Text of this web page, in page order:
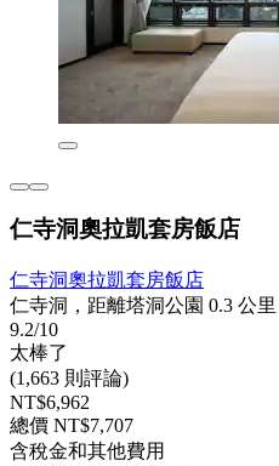
仁寺洞奧拉凱套房飯店
仁寺洞奧拉凱套房飯店
仁寺洞，距離塔洞公園 0.3 公里
9.2/10
太棒了
(1,663 則評論)
NT$6,962
總價 NT$7,707
含稅金和其他費用